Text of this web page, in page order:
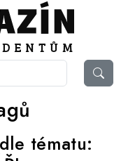
tématu: